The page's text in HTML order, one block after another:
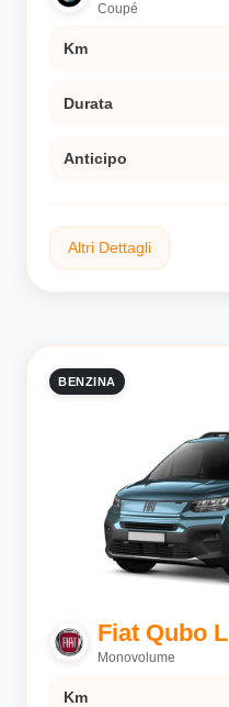
Coupé
Km
Durata
Anticipo
Altri Dettagli
BENZINA
Fiat Qubo L
Monovolume
Km